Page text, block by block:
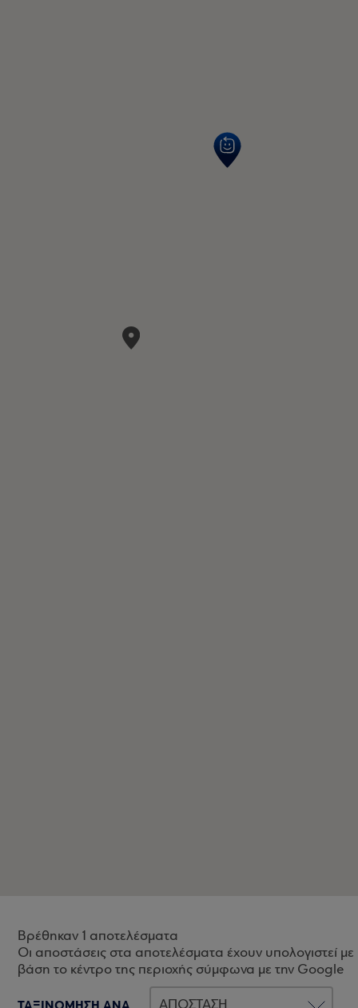
Βρέθηκαν 1 αποτελέσματα
Οι αποστάσεις στα αποτελέσματα έχουν υπολογιστεί με
βάση το κέντρο της περιοχής σύμφωνα με την Google